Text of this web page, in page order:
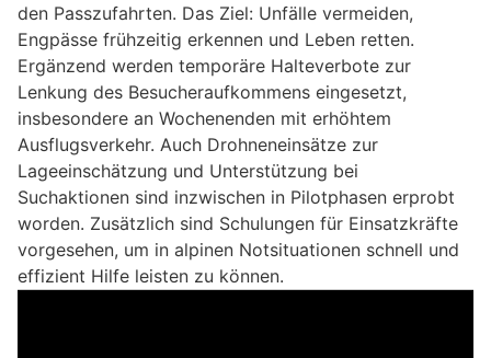
den Passzufahrten. Das Ziel: Unfälle vermeiden,
Engpässe frühzeitig erkennen und Leben retten.
Ergänzend werden temporäre Halteverbote zur
Lenkung des Besucheraufkommens eingesetzt,
insbesondere an Wochenenden mit erhöhtem
Ausflugsverkehr. Auch Drohneneinsätze zur
Lageeinschätzung und Unterstützung bei
Suchaktionen sind inzwischen in Pilotphasen erprobt
worden. Zusätzlich sind Schulungen für Einsatzkräfte
vorgesehen, um in alpinen Notsituationen schnell und
effizient Hilfe leisten zu können.